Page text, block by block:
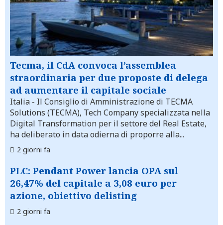
Tecma, il CdA convoca l’assemblea
straordinaria per due proposte di delega
ad aumentare il capitale sociale
Italia - Il Consiglio di Amministrazione di TECMA
Solutions (TECMA), Tech Company specializzata nella
Digital Transformation per il settore del Real Estate,
ha deliberato in data odierna di proporre alla...
2 giorni fa
PLC: Pendant Power lancia OPA sul
26,47% del capitale a 3,08 euro per
azione, obiettivo delisting
2 giorni fa